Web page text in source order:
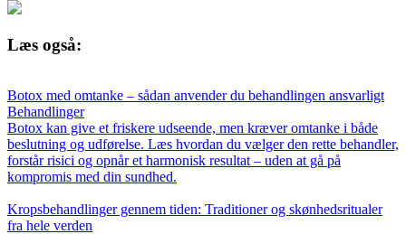
Læs også:
Botox med omtanke – sådan anvender du behandlingen ansvarligt
Behandlinger
Botox kan give et friskere udseende, men kræver omtanke i både
beslutning og udførelse. Læs hvordan du vælger den rette behandler,
forstår risici og opnår et harmonisk resultat – uden at gå på
kompromis med din sundhed.
Kropsbehandlinger gennem tiden: Traditioner og skønhedsritualer
fra hele verden